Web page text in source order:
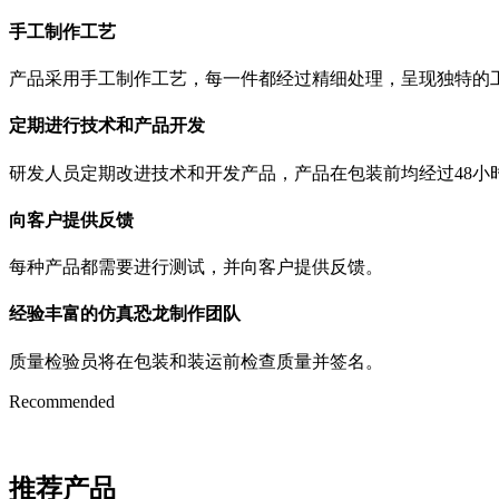
手工制作工艺
产品采用手工制作工艺，每一件都经过精细处理，呈现独特的
定期进行技术和产品开发
研发人员定期改进技术和开发产品，产品在包装前均经过48小
向客户提供反馈
每种产品都需要进行测试，并向客户提供反馈。
经验丰富的仿真恐龙制作团队
质量检验员将在包装和装运前检查质量并签名。
Recommended
推荐产品